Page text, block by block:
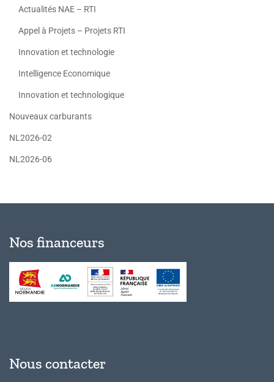
Actualités NAE – RTI
Appel à Projets – Projets RTI
Innovation et technologie
Intelligence Economique
Innovation et technologique
Nouveaux carburants
NL2026-02
NL2026-06
Nos financeurs
Nous contacter